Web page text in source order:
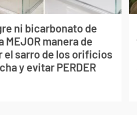
ni bicarbonato de
MEJOR manera de
el sarro de los orificios
y evitar PERDER